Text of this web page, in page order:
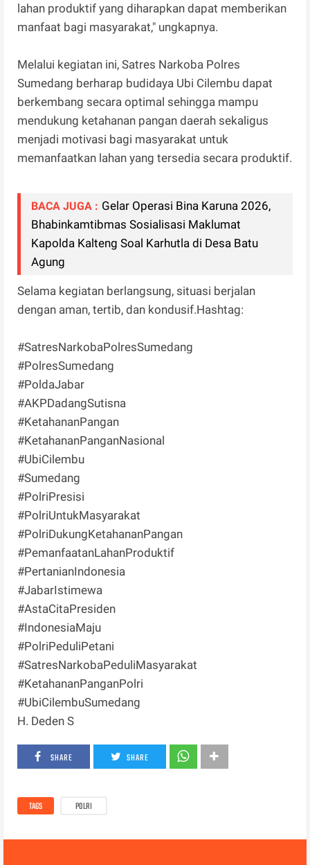
lahan produktif yang diharapkan dapat memberikan
manfaat bagi masyarakat," ungkapnya.
Melalui kegiatan ini, Satres Narkoba Polres
Sumedang berharap budidaya Ubi Cilembu dapat
berkembang secara optimal sehingga mampu
mendukung ketahanan pangan daerah sekaligus
menjadi motivasi bagi masyarakat untuk
memanfaatkan lahan yang tersedia secara produktif.
BACA JUGA : Gelar Operasi Bina Karuna 2026,
Bhabinkamtibmas Sosialisasi Maklumat
Kapolda Kalteng Soal Karhutla di Desa Batu
Agung
Selama kegiatan berlangsung, situasi berjalan
dengan aman, tertib, dan kondusif.Hashtag:
#SatresNarkobaPolresSumedang
#PolresSumedang
#PoldaJabar
#AKPDadangSutisna
#KetahananPangan
#KetahananPanganNasional
#UbiCilembu
#Sumedang
#PolriPresisi
#PolriUntukMasyarakat
#PolriDukungKetahananPangan
#PemanfaatanLahanProduktif
#PertanianIndonesia
#JabarIstimewa
#AstaCitaPresiden
#IndonesiaMaju
#PolriPeduliPetani
#SatresNarkobaPeduliMasyarakat
#KetahananPanganPolri
#UbiCilembuSumedang
H. Deden S
SHARE SHARE
TAGS POLRI